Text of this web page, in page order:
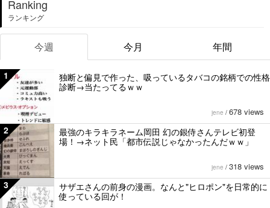
Ranking
ランキング
今週 今月 年間
1
独断と偏見で作った、吸っているタバコの銘柄での性格
診断→当たってるｗｗ
jene / 678 views
2
最強のキラキラネーム岡田 幻の銀侍さんテレビ初登
場！→ネット民「都市伝説じゃなかったんだｗｗ」
jene / 318 views
3
サザエさんの前身の漫画。なんと"ヒロポン"を日常的に
使っている回が！